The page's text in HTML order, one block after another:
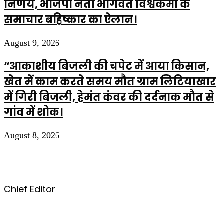
निर्णय, भाजपा नेता भागवत विश्वकर्मा के
समाचार बहिष्कार का ऐलान।
August 9, 2026
“आकाशीय बिजली की चपेट में आया किसान,
खेत में काम करते समय मौत ग्राम लिटियाखार
में गिरी बिजली, हेमंत कंवर की दर्दनाक मौत से
गांव में शोक।
August 8, 2026
Chief Editor